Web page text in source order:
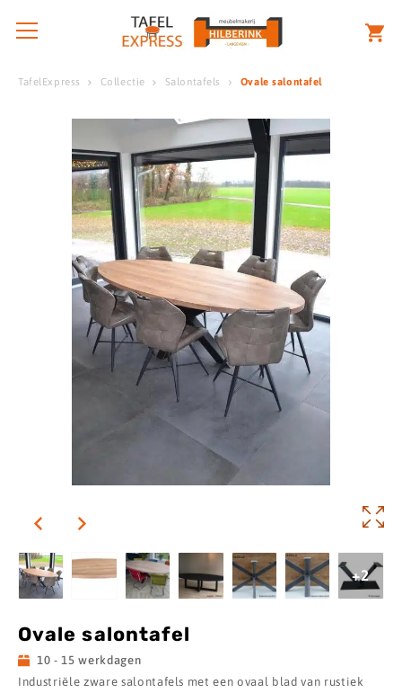
TafelExpress Collectie Salontafels Ovale salontafel
+2
Ovale salontafel
10 - 15 werkdagen
Industriële zware salontafels met een ovaal blad van rustiek